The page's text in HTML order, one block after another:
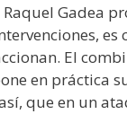
Gadea
es
El
en práctica
que en un